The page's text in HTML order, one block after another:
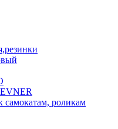
самокатам, роликам